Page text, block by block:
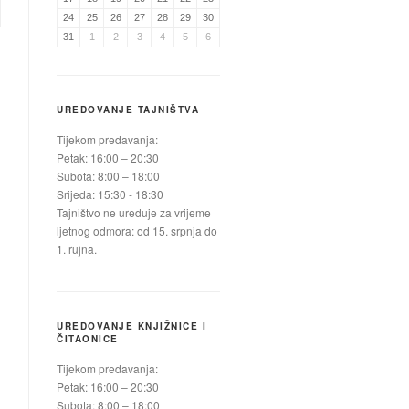
24
25 26 27 28 29
30
31
1 2 3 4 5 6
UREDOVANJE TAJNIŠTVA
Tijekom predavanja:
Petak: 16:00 – 20:30
Subota: 8:00 – 18:00
Srijeda: 15:30 - 18:30
Tajništvo ne ureduje za vrijeme
ljetnog odmora: od 15. srpnja do
1. rujna.
UREDOVANJE KNJIŽNICE I
ČITAONICE
Tijekom predavanja:
Petak: 16:00 – 20:30
Subota: 8:00 – 18:00